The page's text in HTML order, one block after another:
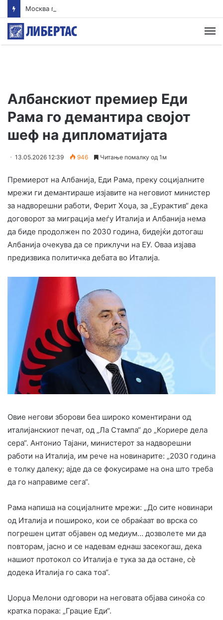
Москва го пофали Радев
Албанскиот премиер Еди
Рама го демантира својот
шеф на дипломатијата
13.05.2026 12:39 946 Читање помалку од 1м
Премиерот на Албанија, Еди Рама, преку социјалните
мрежи ги демантираше изјавите на неговиот министер
за надворешни работи, Ферит Хоџа, за „Еурактив“ дека
договорот за миграција меѓу Италија и Албанија нема
да биде продолжен по 2030 година, бидејќи дотогаш
Албанија очекува да се приклучи на ЕУ. Оваа изјава
предизвика политичка дебата во Италија.
Овие негови зборови беа широко коментирани од
италијанскиот печат, од „Ла Стампа“ до „Кориере дела
сера“. Антонио Тајани, министерот за надворешни
работи на Италија, им рече на новинарите: „2030 година
е толку далеку; ајде да се фокусираме на она што треба
да го направиме сега“.
Рама напиша на социјалните мрежи: „До сите новинари
од Италија и пошироко, кои се обраќаат во врска со
погрешен цитат објавен од медиум… дозволете ми да
повторам, јасно и се надевам еднаш засекогаш, дека
нашиот протокол со Италија е тука за да остане, сè
додека Италија го сака тоа“.
Џорџа Мелони одговори на неговата објава синоќа со
кратка порака: „Грацие Еди“.